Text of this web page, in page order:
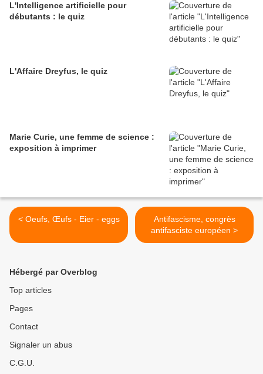
L'Intelligence artificielle pour
débutants : le quiz
L'Affaire Dreyfus, le quiz
Marie Curie, une femme de science :
exposition à imprimer
< Oeufs, Œufs - Eier - eggs
Antifascisme, congrès
antifasciste européen >
Hébergé par Overblog
Top articles
Pages
Contact
Signaler un abus
C.G.U.